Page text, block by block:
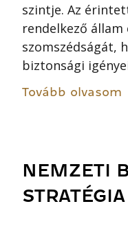
szintje. Az
rendelkező
szomszédságát,
biztonsági
Tovább olvasom
NEMZETI
STRATÉGIA